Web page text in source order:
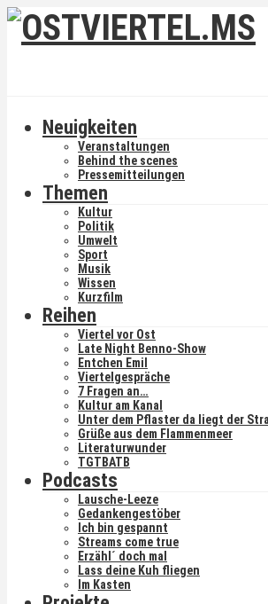
Neuigkeiten
Veranstaltungen
Behind the scenes
Pressemitteilungen
Themen
Kultur
Politik
Umwelt
Sport
Musik
Wissen
Kurzfilm
Reihen
Viertel vor Ost
Late Night Benno-Show
Entchen Emil
Viertelgespräche
7 Fragen an…
Kultur am Kanal
Unter dem Pflaster da liegt der
Grüße aus dem Flammenmeer
Literaturwunder
TGTBATB
Podcasts
Lausche-Leeze
Gedankengestöber
Ich bin gespannt
Streams come true
Erzähl´ doch mal
Lass deine Kuh fliegen
Im Kasten